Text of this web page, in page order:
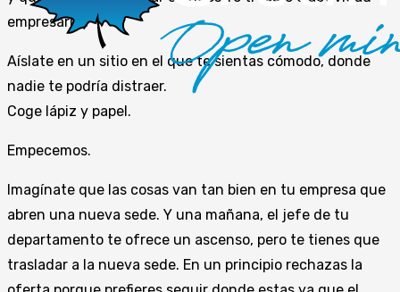
empresarial.
Aíslate en un sitio en el que te sientas cómodo, donde
nadie te podría distraer.
Coge lápiz y papel.
Empecemos.
Imagínate que las cosas van tan bien en tu empresa que
abren una nueva sede. Y una mañana, el jefe de tu
departamento te ofrece un ascenso, pero te tienes que
trasladar a la nueva sede. En un principio rechazas la